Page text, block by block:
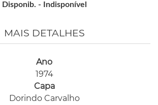
Disponib. -
Indisponível
MAIS DETALHES
Ano
1974
Capa
Dorindo Carvalho